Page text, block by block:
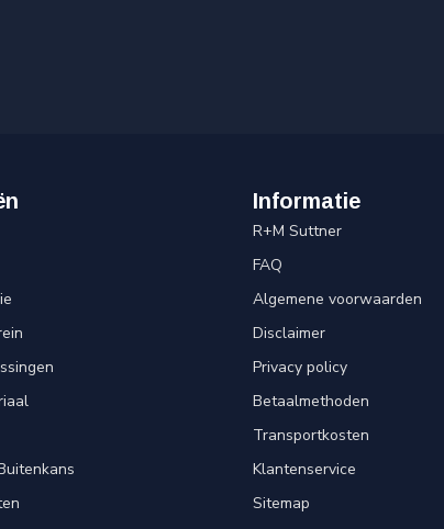
Informatie
R+M Suttner
FAQ
Algemene voorwaarden
Disclaimer
Privacy policy
Betaalmethoden
Transportkosten
Klantenservice
Sitemap